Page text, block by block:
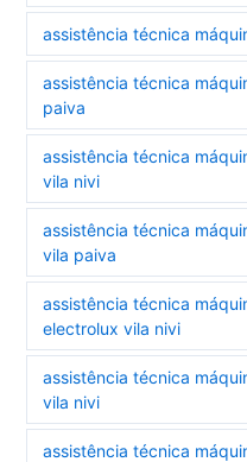
assistência técnica
assistência técnica
paiva
assistência técnica
vila nivi
assistência técnica
vila paiva
assistência técnica
electrolux vila nivi
assistência técnica
vila nivi
assistência técnica